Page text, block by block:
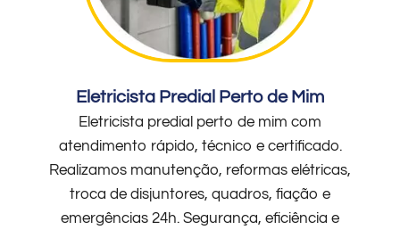
Eletricista Predial Perto de Mim
Eletricista predial perto de mim com
atendimento rápido, técnico e certificado.
Realizamos manutenção, reformas elétricas,
troca de disjuntores, quadros, fiação e
emergências 24h. Segurança, eficiência e